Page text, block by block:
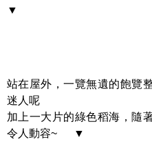
▼
站在屋外，一覽無遺的飽覽
迷人呢
加上一大片的綠色稻海，隨
令人動容~ ▼